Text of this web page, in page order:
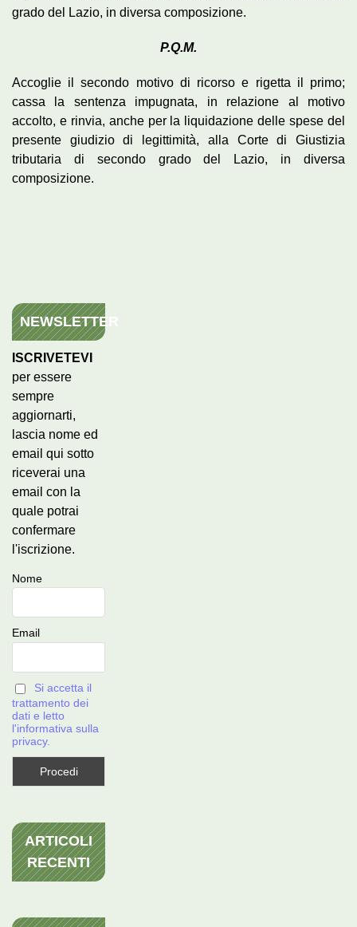
grado del Lazio, in diversa composizione.
P.Q.M.
Accoglie il secondo motivo di ricorso e rigetta il primo;
cassa la sentenza impugnata, in relazione al motivo
accolto, e rinvia, anche per la liquidazione delle spese del
presente giudizio di legittimità, alla Corte di Giustizia
tributaria di secondo grado del Lazio, in diversa
composizione.
NEWSLETTER
ISCRIVETEVI
per essere
sempre
aggiornarti,
lascia nome ed
email qui sotto
riceverai una
email con la
quale potrai
confermare
l'iscrizione.
Nome
Email
Si accetta il
trattamento dei
dati e letto
l'informativa sulla
privacy.
ARTICOLI
RECENTI